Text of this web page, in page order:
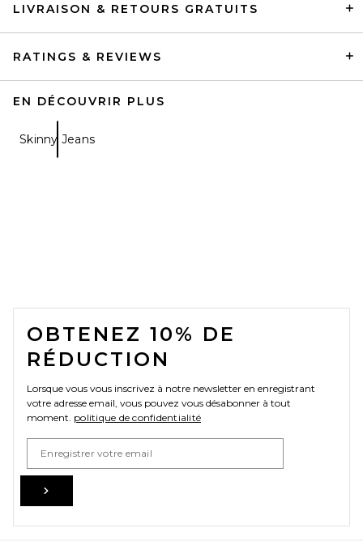
LIVRAISON & RETOURS GRATUITS
RATINGS & REVIEWS
EN DÉCOUVRIR PLUS
Skinny Jeans
FOOTER
OBTENEZ 10% DE
RÉDUCTION
Lorsque vous vous inscrivez à notre newsletter en enregistrant
votre adresse email, vous pouvez vous désabonner à tout
moment. politique de confidentialité